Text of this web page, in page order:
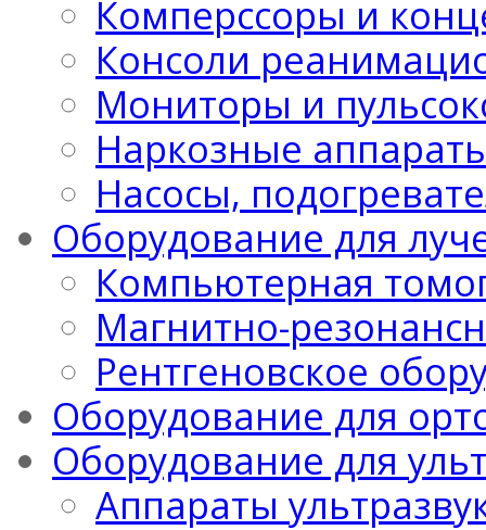
Комперссоры и
Консоли
Мониторы и
Наркозные
Насосы,
Оборудование для
Компьютерная
Магнитно-
Рентгеновское
Оборудование для
Оборудование для
Аппараты